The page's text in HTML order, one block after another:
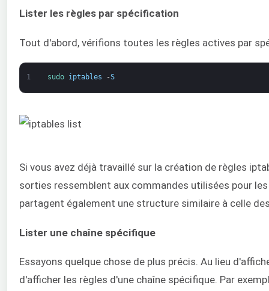
Lister les règles par spécification
Tout d'abord, vérifions toutes les règles actives par
1 sudo iptables -S
Si vous avez déjà travaillé sur la création de règles
sorties ressemblent aux commandes utilisées pour
partagent également une structure similaire à celle
Lister une chaîne spécifique
Essayons quelque chose de plus précis. Au lieu
d'afficher les règles d'une chaîne spécifique. Par